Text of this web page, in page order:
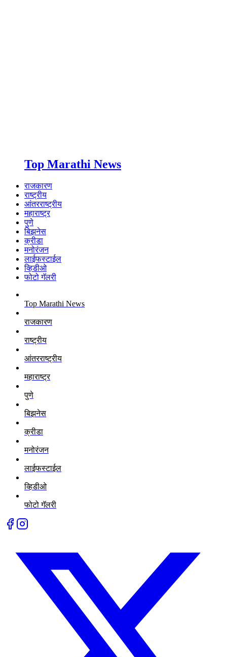
Top Marathi News
राजकारण
राष्ट्रीय
आंतरराष्ट्रीय
महाराष्ट्र
पुणे
बिझनेस
क्रीडा
मनोरंजन
लाईफस्टाईल
व्हिडीओ
फोटो गॅलरी
Top Marathi News
राजकारण
राष्ट्रीय
आंतरराष्ट्रीय
महाराष्ट्र
पुणे
बिझनेस
क्रीडा
मनोरंजन
लाईफस्टाईल
व्हिडीओ
फोटो गॅलरी